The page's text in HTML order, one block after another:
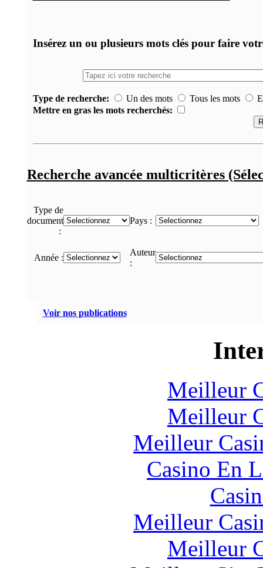
Insérez un ou plusieurs mots clés pour faire
Type de recherche: Un des mots Tous les mots
Mettre en gras les mots recherchés:
Recherche avancée multicritères
Type de
document
:
Pays :
Année :
Auteur
:
Voir nos publications
Meilleur
Meilleur
Meilleur
Casino En
Meilleur
Meilleur